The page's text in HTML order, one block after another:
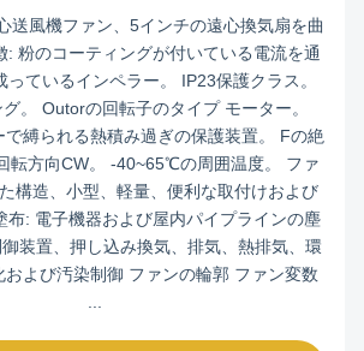
送風機ファン、5インチの遠心換気扇を曲
: 粉のコーティングが付いている電流を通
っているインペラー。 IP23保護クラス。
。 Outorの回転子のタイプ モーター。
縛られる熱積み過ぎの保護装置。 Fの絶
転方向CW。 -40~65℃の周囲温度。 ファ
構造、小型、軽量、便利な取付けおよび
布: 電子機器および屋内パイプラインの塵
装置、押し込み換気、排気、熱排気、環
よび汚染制御 ファンの輪郭 ファン変数